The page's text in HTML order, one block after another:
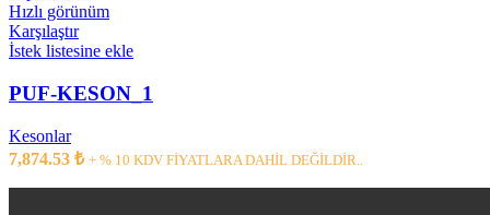
Hızlı görünüm
Karşılaştır
İstek listesine ekle
PUF-KESON_1
Kesonlar
7,874.53 ₺ + % 10 KDV FİYATLARA DAHİL DEĞİLDİR..